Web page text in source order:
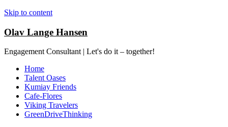
Skip to content
Olav Lange Hansen
Engagement Consultant | Let's do it – together!
Home
Talent Oases
Kumiay Friends
Cafe-Flores
Viking Travelers
GreenDriveThinking